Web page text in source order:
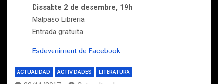
Dissabte 2 de desembre, 19h
Malpaso Librería
Entrada gratuïta
Esdeveniment de Facebook.
ACTUALIDAD ACTIVIDADES LITERATURA